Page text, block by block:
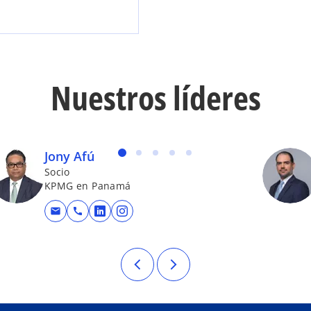
Nuestros líderes
Jony Afú
Socio
KPMG en Panamá
mail call se abre en una pestaña nueva
se abre en una pestaña nueva